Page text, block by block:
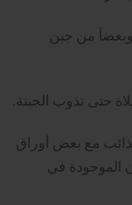
من جبن
حتى تذوب الجبنة.
مع بعض أوراق
الموجودة في